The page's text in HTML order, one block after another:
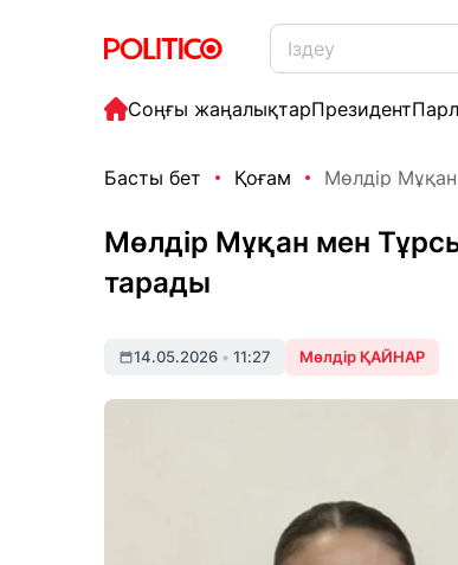
Соңғы жаңалықтарПрезидент
Басты бет Қоғам Мөлдір
Мөлдір Мұқан мен
тарады
14.05.2026 • 11:27 Мөлдір ҚАЙНАР